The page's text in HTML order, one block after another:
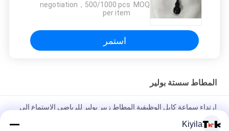
MOQ：
negotiation，500/1000 pcs
per item
استمر
المطاط سستة بولير
ارتداء سماعة كابل الوظيفية المطاط زيبر بولير للرياضي الاستماع إلى
Kiyila